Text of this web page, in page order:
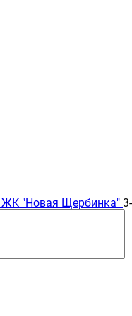
ЖК "Новая Щербинка"